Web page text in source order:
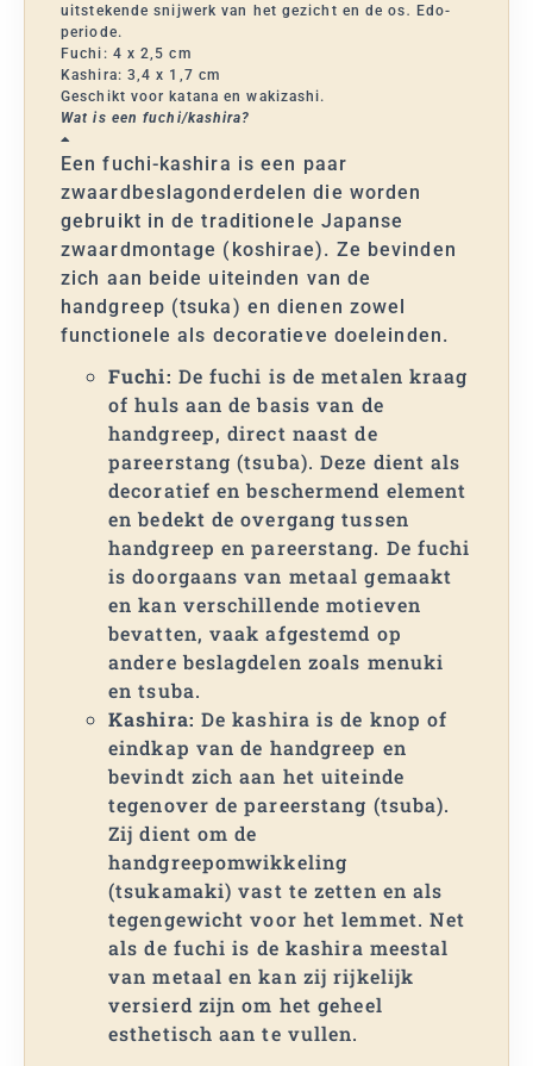
uitstekende snijwerk van het gezicht en de os. Edo-
periode.
Fuchi: 4 x 2,5 cm
Kashira: 3,4 x 1,7 cm
Geschikt voor katana en wakizashi.
Wat is een fuchi/kashira?
Een fuchi-kashira is een paar
zwaardbeslagonderdelen die worden
gebruikt in de traditionele Japanse
zwaardmontage (koshirae). Ze bevinden
zich aan beide uiteinden van de
handgreep (tsuka) en dienen zowel
functionele als decoratieve doeleinden.
Fuchi: De fuchi is de metalen kraag
of huls aan de basis van de
handgreep, direct naast de
pareerstang (tsuba). Deze dient als
decoratief en beschermend element
en bedekt de overgang tussen
handgreep en pareerstang. De fuchi
is doorgaans van metaal gemaakt
en kan verschillende motieven
bevatten, vaak afgestemd op
andere beslagdelen zoals menuki
en tsuba.
Kashira: De kashira is de knop of
eindkap van de handgreep en
bevindt zich aan het uiteinde
tegenover de pareerstang (tsuba).
Zij dient om de
handgreepomwikkeling
(tsukamaki) vast te zetten en als
tegengewicht voor het lemmet. Net
als de fuchi is de kashira meestal
van metaal en kan zij rijkelijk
versierd zijn om het geheel
esthetisch aan te vullen.